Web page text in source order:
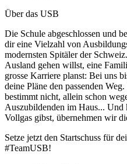
Über das USB
Die Schule abgeschlossen und
dir eine Vielzahl von
modernsten Spitäler der
Ausland gehen willst, eine
grosse Karriere planst: Bei uns
deine Pläne den passenden
bestimmt nicht, allein schon
Auszubildenden im Haus... Und
Vollgas gibst, übernehmen wir
Setze jetzt den Startschuss für
#TeamUSB!